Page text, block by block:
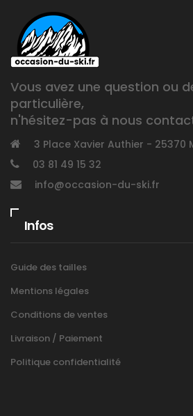
Vous avez une question ou
particulière,
n'hésitez-pas à nous
3 Place Xavier Authier - 25370
03 81 49 15 32
info@occasion-du-ski.fr
Infos
Guide des tailles
Mentions légales
Conditions de ventes
Livraison / Paiement
Politique confidentialité